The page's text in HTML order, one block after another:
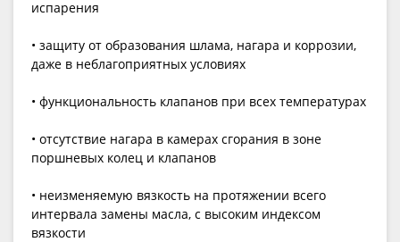
испарения
• защиту от образования шлама, нагара и коррозии,
даже в неблагоприятных условиях
• функциональность клапанов при всех температурах
• отсутствие нагара в камерах сгорания в зоне
поршневых колец и клапанов
• неизменяемую вязкость на протяжении всего
интервала замены масла, с высоким индексом
вязкости